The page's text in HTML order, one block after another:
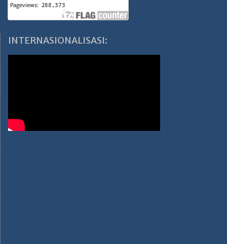
INTERNASIONALISASI: